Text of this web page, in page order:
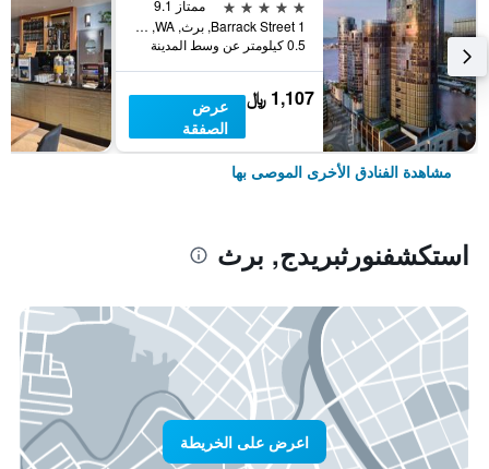
5 نجوم
ممتاز 9.1
1 Barrack Street, برث, WA, أستراليا
0.5 كيلومتر عن وسط المدينة
1,107 ﷼
عرض
الصفقة
مشاهدة الفنادق الأخرى الموصى بها
استكشفنورثبريدج, برث
اعرض على الخريطة